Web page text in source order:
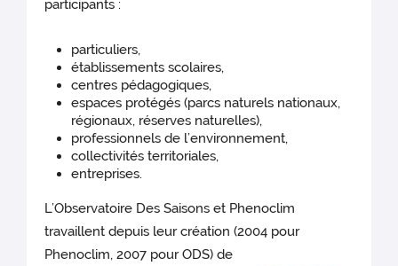
participants :
particuliers,
établissements scolaires,
centres pédagogiques,
espaces protégés (parcs naturels nationaux,
régionaux, réserves naturelles),
professionnels de l’environnement,
collectivités territoriales,
entreprises.
L’Observatoire Des Saisons et Phenoclim
travaillent depuis leur création (2004 pour
Phenoclim, 2007 pour ODS) de